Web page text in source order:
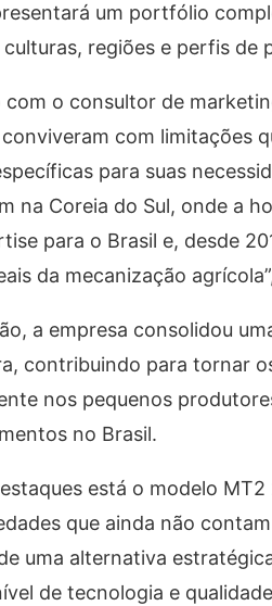
um portfólio
regiões e perfis de
com o consultor de
com limitações
para suas
na Coreia do Sul, onde a
para o Brasil e, desde
da mecanização
a empresa consolidou
contribuindo para tornar
nos pequenos
no Brasil.
está o modelo
que ainda não
uma alternativa
de tecnologia e